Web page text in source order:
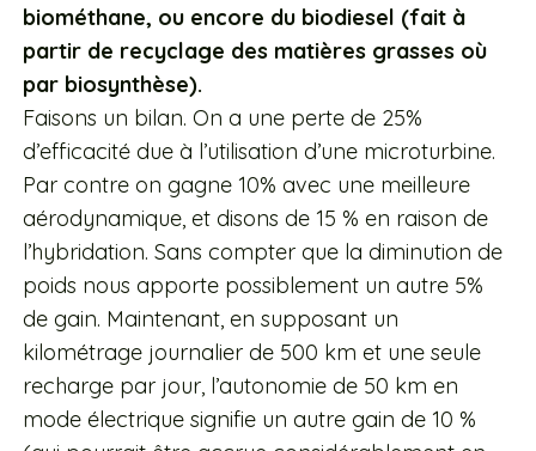
biométhane, ou encore du biodiesel (fait à
partir de recyclage des matières grasses où
par biosynthèse).
Faisons un bilan. On a une perte de 25%
d’efficacité due à l’utilisation d’une microturbine.
Par contre on gagne 10% avec une meilleure
aérodynamique, et disons de 15 % en raison de
l’hybridation. Sans compter que la diminution de
poids nous apporte possiblement un autre 5%
de gain. Maintenant, en supposant un
kilométrage journalier de 500 km et une seule
recharge par jour, l’autonomie de 50 km en
mode électrique signifie un autre gain de 10 %